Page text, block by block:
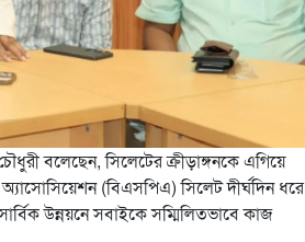
বলেছেন, সিলেটের ক্রীড়াঙ্গনকে এগিয়ে
অ্যাসোসিয়েশন (বিএসপিএ) সিলেট দীর্ঘদিন ধরে
উন্নয়নে সবাইকে সম্মিলিতভাবে কাজ